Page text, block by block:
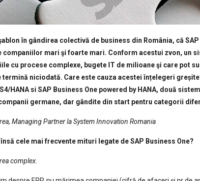
în gândirea colectivă de business din România, că
companiilor mari şi foarte mari. Conform acestui zvon, un
cu procese complexe, bugete IT de milioane şi care pot
termină niciodată. Care este cauza acestei înțelegeri
HANA si SAP Business One powered by HANA, două
germane, dar gândite din start pentru categorii
Managing Partner la System Innovation Romania
cele mai frecvente mituri legate de SAP Business One?
complex.